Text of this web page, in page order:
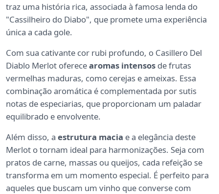
traz uma história rica, associada à famosa lenda do
"Cassilheiro do Diabo", que promete uma experiência
única a cada gole.
Com sua cativante cor rubi profundo, o Casillero Del
Diablo Merlot oferecearomas intensos de frutas
vermelhas maduras, como cerejas e ameixas. Essa
combinação aromática é complementada por sutis
notas de especiarias, que proporcionam um paladar
equilibrado e envolvente.
Além disso, a estrutura macia e a elegância deste
Merlot o tornam ideal para harmonizações. Seja com
pratos de carne, massas ou queijos, cada refeição se
transforma em um momento especial. É perfeito para
aqueles que buscam um vinho que converse com